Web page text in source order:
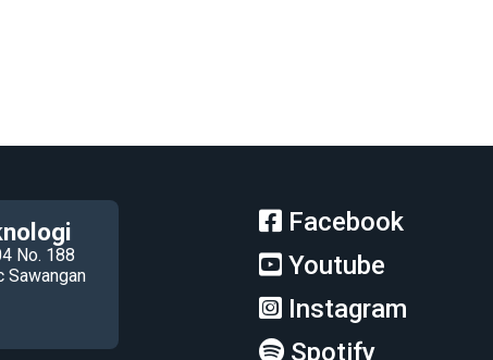
No. 188
Sawangan
Facebook
Youtube
Instagram
Spotify